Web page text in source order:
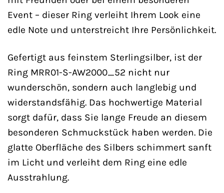
Event – dieser Ring verleiht Ihrem Look eine
edle Note und unterstreicht Ihre Persönlichkeit.
Gefertigt aus feinstem Sterlingsilber, ist der
Ring MRR01-S-AW2000_52 nicht nur
wunderschön, sondern auch langlebig und
widerstandsfähig. Das hochwertige Material
sorgt dafür, dass Sie lange Freude an diesem
besonderen Schmuckstück haben werden. Die
glatte Oberfläche des Silbers schimmert sanft
im Licht und verleiht dem Ring eine edle
Ausstrahlung.